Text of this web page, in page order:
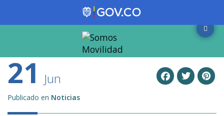
21 Jun
Publicado en Noticias